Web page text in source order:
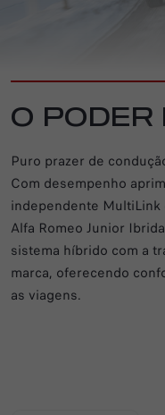
O PODER
Puro prazer de
Com desempenho
independente
Alfa Romeo Junior
sistema híbrido com a
marca, oferecendo
as viagens.